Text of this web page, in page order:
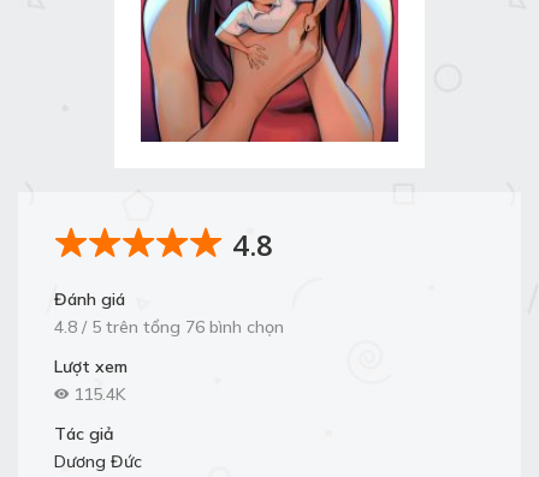
4.8
Đánh giá
4.8 / 5 trên tổng 76 bình chọn
Lượt xem
115.4K
Tác giả
Dương Đức